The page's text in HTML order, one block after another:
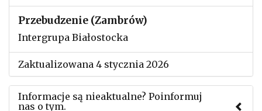
Przebudzenie (Zambrów)
Intergrupa Białostocka
Zaktualizowana 4 stycznia 2026
Informacje są nieaktualne? Poinformuj
nas o tym.